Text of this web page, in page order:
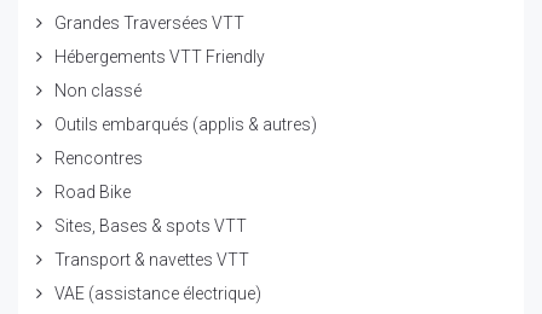
Grandes Traversées VTT
Hébergements VTT Friendly
Non classé
Outils embarqués (applis & autres)
Rencontres
Road Bike
Sites, Bases & spots VTT
Transport & navettes VTT
VAE (assistance électrique)